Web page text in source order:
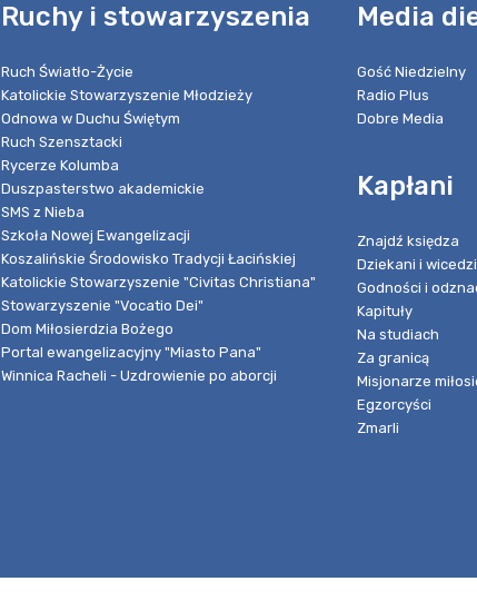
Ruchy i stowarzyszenia
Ruch Światło-Życie
Katolickie Stowarzyszenie Młodzieży
Odnowa w Duchu Świętym
Ruch Szensztacki
Rycerze Kolumba
Duszpasterstwo akademickie
SMS z Nieba
Szkoła Nowej Ewangelizacji
Koszalińskie Środowisko Tradycji Łacińskiej
Katolickie Stowarzyszenie "Civitas Christiana"
Stowarzyszenie "Vocatio Dei"
Dom Miłosierdzia Bożego
Portal ewangelizacyjny "Miasto Pana"
Winnica Racheli - Uzdrowienie po aborcji
Media
Gość Niedzielny
Radio Plus
Dobre Media
Kapłani
Znajdź księdza
Dziekani i
Godności i
Kapituły
Na studiach
Za granicą
Misjonarze
Egzorcyści
Zmarli